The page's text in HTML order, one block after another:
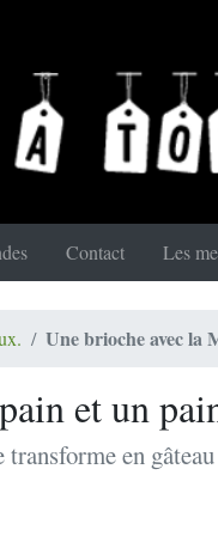
Contact Les
Une brioche avec la
et un
en